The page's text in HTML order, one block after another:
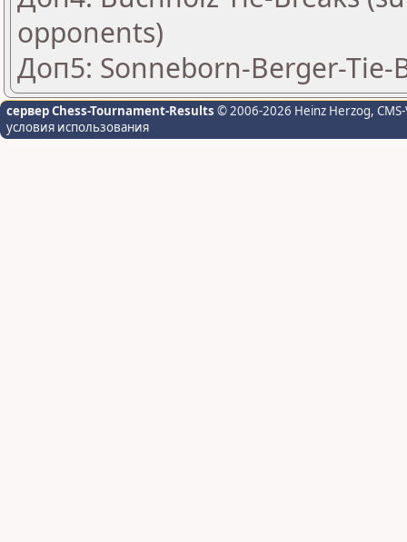
opponents)
Доп5: Sonneborn-Berger-
сервер Chess-Tournament-Results © 2006-2026 Heinz Herzog,
условия использования